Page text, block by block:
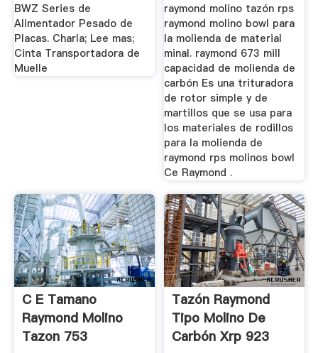
BWZ Series de
Alimentador Pesado de
Placas. Charla; Lee mas;
Cinta Transportadora de
Muelle
raymond molino tazón rps
raymond molino bowl para
la molienda de material
minal. raymond 673 mill
capacidad de molienda de
carbón Es una trituradora
de rotor simple y de
martillos que se usa para
los materiales de rodillos
para la molienda de
raymond rps molinos bowl
Ce Raymond .
C E Tamano
Raymond Molino
Tazon 753
Tazón Raymond
Tipo Molino De
Carbón Xrp 923